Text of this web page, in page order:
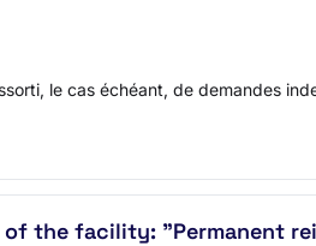
le cas échéant, de demandes
the facility: "Permanent